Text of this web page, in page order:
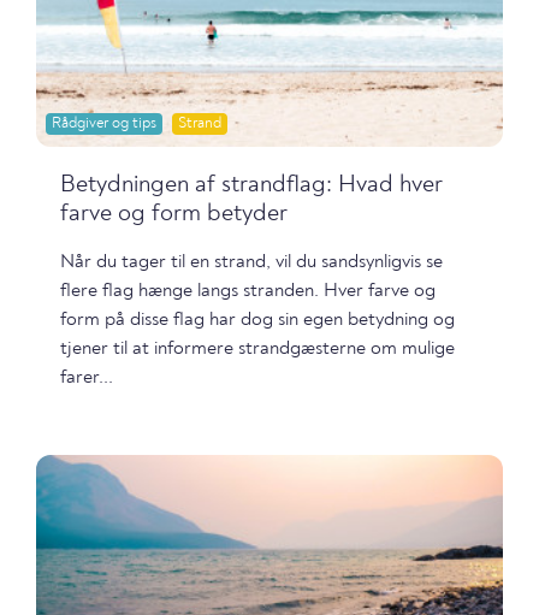
Rådgiver og tips Strand
Betydningen af strandflag: Hvad hver
farve og form betyder
Når du tager til en strand, vil du sandsynligvis se
flere flag hænge langs stranden. Hver farve og
form på disse flag har dog sin egen betydning og
tjener til at informere strandgæsterne om mulige
farer...